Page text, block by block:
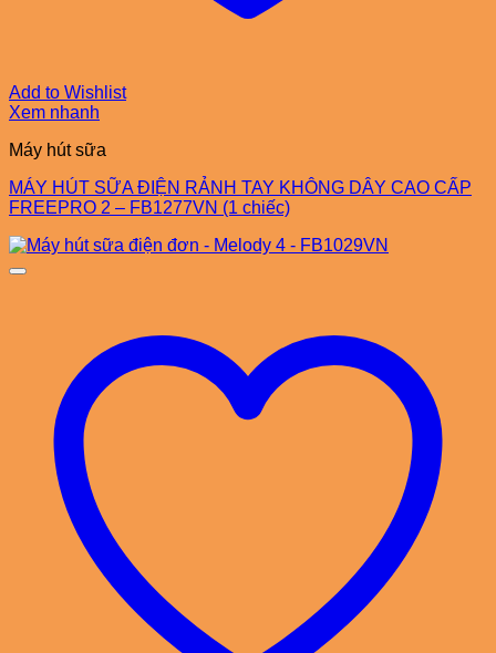
Add to Wishlist
Xem nhanh
Máy hút sữa
MÁY HÚT SỮA ĐIỆN RẢNH TAY KHÔNG DÂY CAO CẤP
FREEPRO 2 – FB1277VN (1 chiếc)